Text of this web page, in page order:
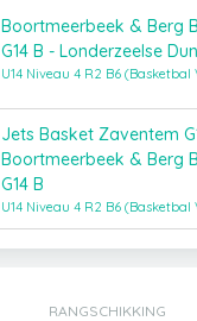
Boortmeerbeek & Berg
G14 B - Londerzeelse
U14 Niveau 4 R2 B6
Jets Basket Zaventem
Boortmeerbeek & Berg
G14 B
U14 Niveau 4 R2 B6
RANGSCHIKKING